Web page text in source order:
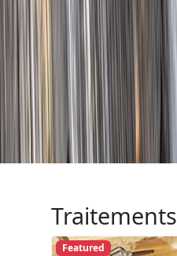
Traitements
Featured